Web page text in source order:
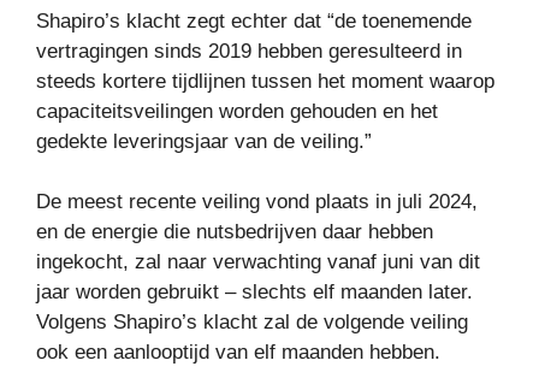
Shapiro’s klacht zegt echter dat “de toenemende
vertragingen sinds 2019 hebben geresulteerd in
steeds kortere tijdlijnen tussen het moment waarop
capaciteitsveilingen worden gehouden en het
gedekte leveringsjaar van de veiling.”
De meest recente veiling vond plaats in juli 2024,
en de energie die nutsbedrijven daar hebben
ingekocht, zal naar verwachting vanaf juni van dit
jaar worden gebruikt – slechts elf maanden later.
Volgens Shapiro’s klacht zal de volgende veiling
ook een aanlooptijd van elf maanden hebben.